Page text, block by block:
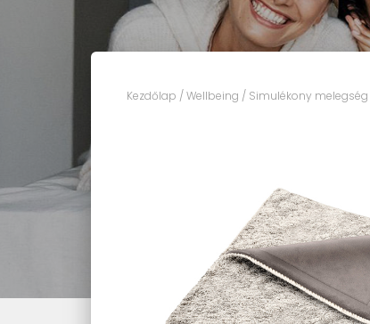
Kezdőlap /Wellbeing / Simulékony melegség